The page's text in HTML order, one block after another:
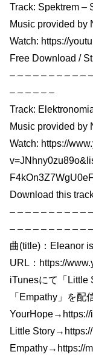
Track: Spektrem –
Music provided by
Watch: https://
Free Download /
– – – – – – – – – –
– – – – – –
Track:
Music provided by
Watch: https://
Download this
– – – – – – – – – –
– – – – – – – – – –
曲(title)：Eleanor
URL：https://
iTunesにて「Little
「Empathy」を配
Little
Empathy→https://